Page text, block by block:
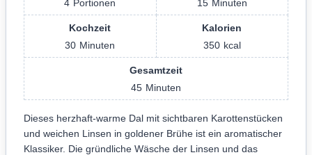
4 Portionen
15 Minuten
Kochzeit
30 Minuten
Kalorien
350 kcal
Gesamtzeit
45 Minuten
Dieses herzhaft-warme Dal mit sichtbaren Karottenstücken
und weichen Linsen in goldener Brühe ist ein aromatischer
Klassiker. Die gründliche Wäsche der Linsen und das